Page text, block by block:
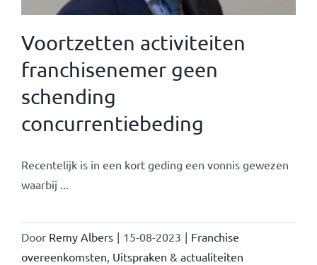
Voortzetten activiteiten
franchisenemer geen
schending
concurrentiebeding
Recentelijk is in een kort geding een vonnis gewezen
waarbij ...
Door Remy Albers | 15-08-2023 | Franchise
overeenkomsten, Uitspraken & actualiteiten